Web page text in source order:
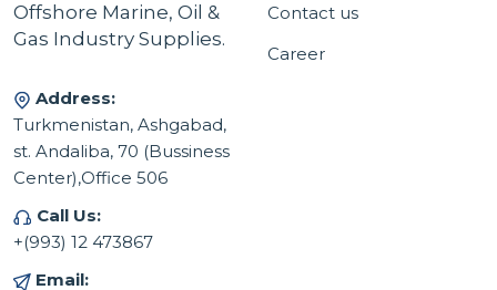
Offshore Marine, Oil &
Gas Industry Supplies.
Address:
Turkmenistan, Ashgabad,
st. Andaliba, 70 (Bussiness
Center),Office 506
Call Us:
+(993) 12 473867
Email:
Contact us
Career